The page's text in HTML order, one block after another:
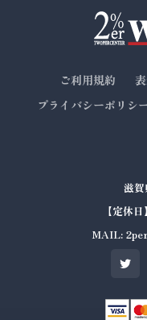
ご利用規約
プライバシーポリシ
滋
【定休
MAIL: